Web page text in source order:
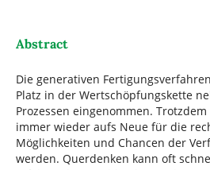
Abstract
Die generativen
Platz in der Wertschöpfungskette
Prozessen eingenommen.
immer wieder aufs Neue für die
Möglichkeiten und Chancen der
werden. Querdenken kann oft